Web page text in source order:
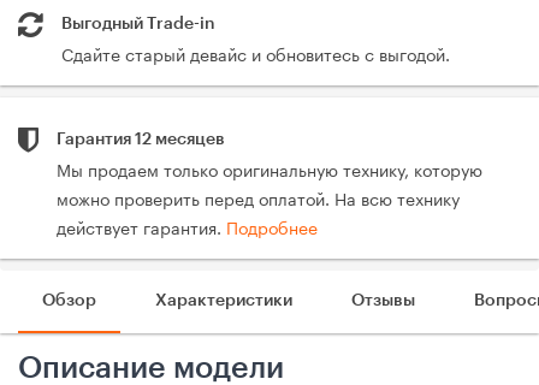
Выгодный Trade-in
Сдайте старый девайс и обновитесь с выгодой.
Гарантия 12 месяцев
Мы продаем только оригинальную технику, которую
можно проверить перед оплатой. На всю технику
действует гарантия. Подробнее
Обзор Характеристики Отзывы
Описание модели